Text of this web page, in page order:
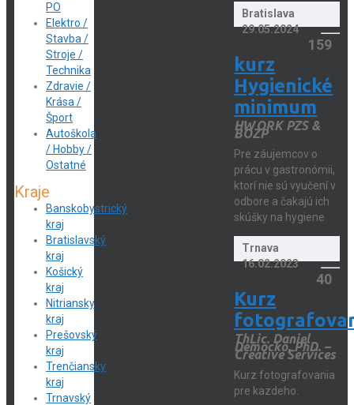
Bratislava
29.05.2024
159
kurz
Hygienické
minimum
HWORK PZS &
BOZP
Pre záujemcov o
prácu v gastronómii,
ktorí nie sú vyučení v
odbore a čakajú ich
skúšky na hygiene.
Trnava
16.02.2023
40
Kurz
ThLic. Daniel
Democko, PhD. –
Creative Services
Kurz fotografovania
pre kazdeho.
PO
Elektro /
Stavba /
Stroje /
Technika
Zdravie /
Krása /
Šport
Autoškola
/ Hobby /
Ostatné
Kraje
Banskobystrický
kraj
Bratislavský
kraj
Košický
kraj
Nitriansky
kraj
Prešovský
kraj
Trenčiansky
kraj
Trnavský